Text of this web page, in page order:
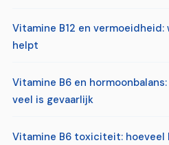
Vitamine B12 en
helpt
Vitamine B6 en
veel is gevaarlijk
Vitamine B6 toxiciteit: hoeveel